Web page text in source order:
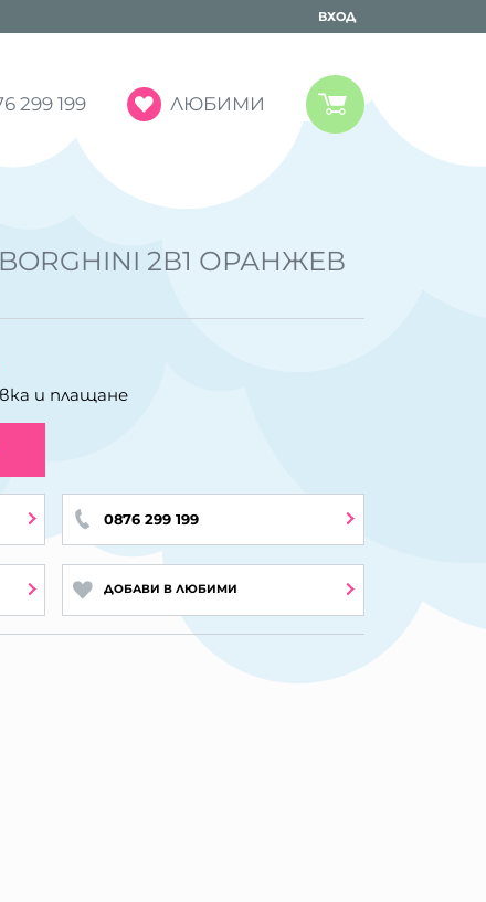
ВХОД
299 199 ЛЮБИМИ
2В1 ОРАНЖЕВ
и плащане
0876 299 199
ДОБАВИ В ЛЮБИМИ